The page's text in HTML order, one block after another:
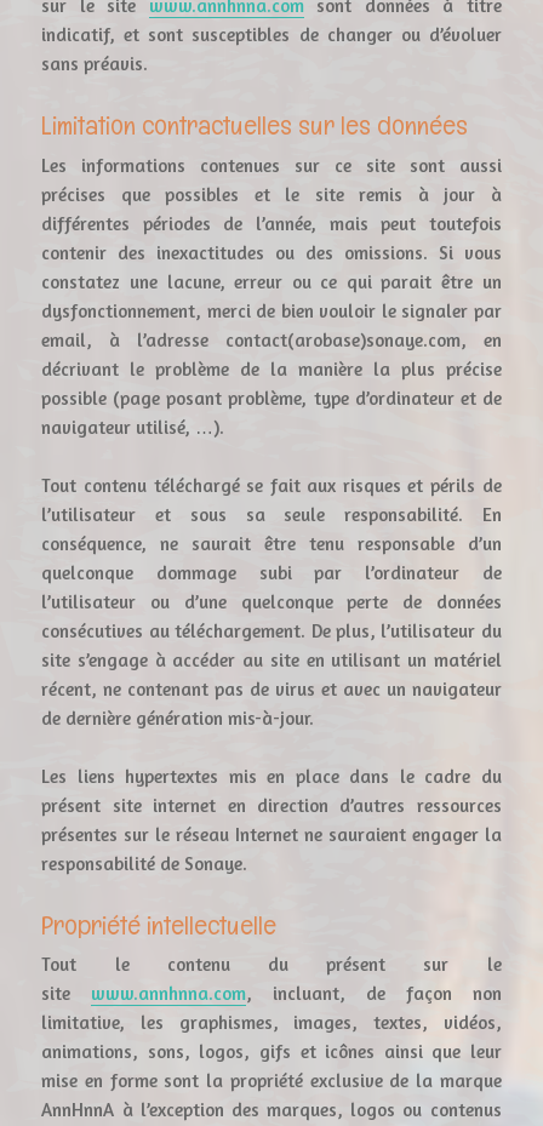
sur le site www.annhnna.comsont données à titre
indicatif, et sont susceptibles de changer ou d’évoluer
sans préavis.
Limitation contractuelles sur les données
Les informations contenues sur ce site sont aussi
précises que possibles et le site remis à jour à
différentes périodes de l’année, mais peut toutefois
contenir des inexactitudes ou des omissions. Si vous
constatez une lacune, erreur ou ce qui parait être un
dysfonctionnement, merci de bien vouloir le signaler par
email, à l’adresse contact(arobase)sonaye.com, en
décrivant le problème de la manière la plus précise
possible (page posant problème, type d’ordinateur et de
navigateur utilisé, …).
Tout contenu téléchargé se fait aux risques et périls de
l’utilisateur et sous sa seule responsabilité. En
conséquence, ne saurait être tenu responsable d’un
quelconque dommage subi par l’ordinateur de
l’utilisateur ou d’une quelconque perte de données
consécutives au téléchargement. De plus, l’utilisateur du
site s’engage à accéder au site en utilisant un matériel
récent, ne contenant pas de virus et avec un navigateur
de dernière génération mis-à-jour.
Les liens hypertextes mis en place dans le cadre du
présent site internet en direction d’autres ressources
présentes sur le réseau Internet ne sauraient engager la
responsabilité de Sonaye.
Propriété intellectuelle
Tout le contenu du présent sur le
site www.annhnna.com, incluant, de façon non
limitative, les graphismes, images, textes, vidéos,
animations, sons, logos, gifs et icônes ainsi que leur
mise en forme sont la propriété exclusive de la marque
AnnHnnA à l’exception des marques, logos ou contenus